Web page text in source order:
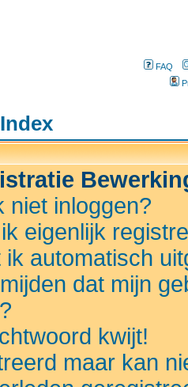
FAQ
niet inloggen?
eigenlijk
automatisch
dat mijn
kwijt!
maar kan